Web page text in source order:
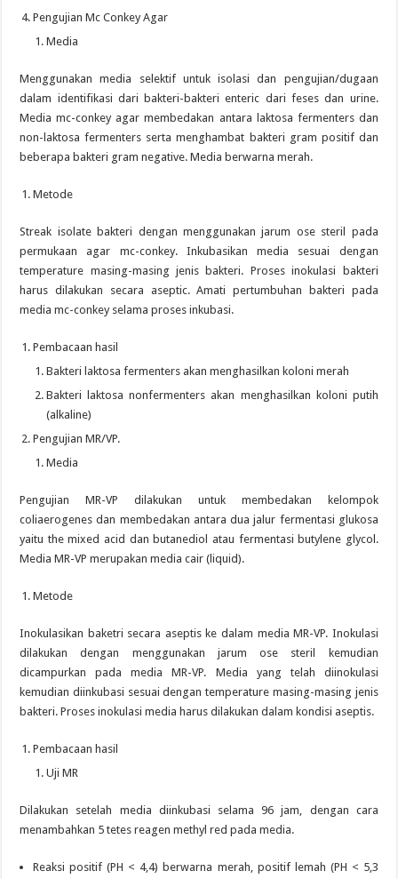
Pengujian Mc Conkey Agar
Media
Menggunakan media selektif untuk isolasi dan pengujian/dugaan
dalam identifikasi dari bakteri-bakteri enteric dari feses dan urine.
Media mc-conkey agar membedakan antara laktosa fermenters dan
non-laktosa fermenters serta menghambat bakteri gram positif dan
beberapa bakteri gram negative. Media berwarna merah.
Metode
Streak isolate bakteri dengan menggunakan jarum ose steril pada
permukaan agar mc-conkey. Inkubasikan media sesuai dengan
temperature masing-masing jenis bakteri. Proses inokulasi bakteri
harus dilakukan secara aseptic. Amati pertumbuhan bakteri pada
media mc-conkey selama proses inkubasi.
Pembacaan hasil
Bakteri laktosa fermenters akan menghasilkan koloni merah
Bakteri laktosa nonfermenters akan menghasilkan koloni putih
(alkaline)
Pengujian MR/VP.
Media
Pengujian MR-VP dilakukan untuk membedakan kelompok
coliaerogenes dan membedakan antara dua jalur fermentasi glukosa
yaitu the mixed acid dan butanediol atau fermentasi butylene glycol.
Media MR-VP merupakan media cair (liquid).
Metode
Inokulasikan baketri secara aseptis ke dalam media MR-VP. Inokulasi
dilakukan dengan menggunakan jarum ose steril kemudian
dicampurkan pada media MR-VP. Media yang telah diinokulasi
kemudian diinkubasi sesuai dengan temperature masing-masing jenis
bakteri. Proses inokulasi media harus dilakukan dalam kondisi aseptis.
Pembacaan hasil
Uji MR
Dilakukan setelah media diinkubasi selama 96 jam, dengan cara
menambahkan 5 tetes reagen methyl red pada media.
Reaksi positif (PH < 4,4) berwarna merah, positif lemah (PH < 5,3